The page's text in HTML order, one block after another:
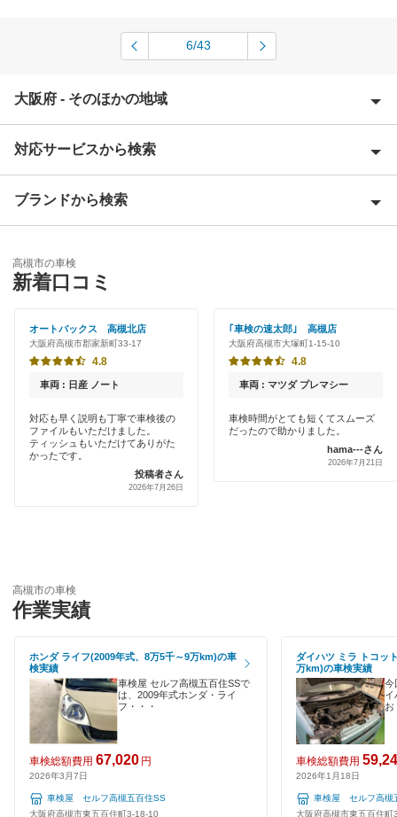
6/43
大阪府 - そのほかの地域
池田市
泉佐野市
和泉市
茨木市
大阪狭山市
貝塚市
交野市
四條畷市
吹田市
摂津市
泉南郡
泉北郡
大東市
対応サービスから検索
Award 受賞店
特典あり
新車初回割りあり
早割りあり
クレジットカードOK
土日祝OK
ハイブリッド車OK
120分以内の車検
1日車検
夜間受付
整備保証
ブランドから検索
「車検の速太郎」
アップル車検
オートバックス
伊藤忠エネクス
キグナス車検
上原B-cle車検
ウルトラ車検
ホリデー車検
モリカワ車検
マッハ車検
高槻市の車検
新着口コミ
オートバックス 高槻北店
大阪府高槻市郡家新町33-17
4.8
車両 : 日産 ノート
対応も早く説明も丁寧で車検後の
ファイルもいただけました。
ティッシュもいただけてありがた
かったです。
投稿者さん
2026年7月26日
｢車検の速太郎｣ 高槻店
大阪府高槻市大塚町1-15-10
4.8
車両 : マツダ プレマシー
車検時間がとても短くてスムーズ
だったので助かりました。
hama---さん
2026年7月21日
高槻市の車検
作業実績
ホンダ ライフ(2009年式、8万5千～9万km)の車
検実績
車検屋 セルフ高槻五百住SSで
は、2009年式ホンダ・ライ
フ・・・
車検総額費用 67,020 円
2026年3月7日
車検屋 セルフ高槻五百住SS
大阪府高槻市東五百住町3-18-10
ダイハツ ミラ トコッ
万km)の車検実績
今
イ
お
車検総額費用
2026年1月18日
車検屋 セルフ高槻
大阪府高槻市東五百住町